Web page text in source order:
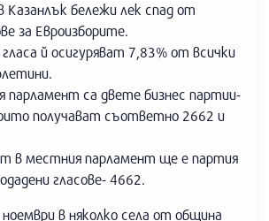
Казанлък бележи лек спад от
за Евроизборите.
й осигуряват 7,83% от всички
парламент са двете бизнес партии-
получават съответно 2662 и
в местния парламент ще е партия
гласове- 4662.
в няколко села от община